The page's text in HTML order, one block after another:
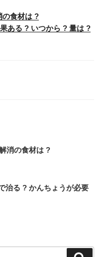
の食材は ?
ある ? いつから ? 量は ?
消の食材は ?
治る ? かんちょうが必要